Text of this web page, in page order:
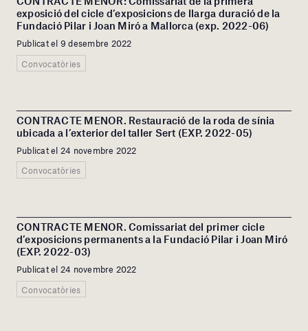
exposició del cicle d’exposicions de llarga duració de la
Fundació Pilar i Joan Miró a Mallorca (exp. 2022-06)
Publicat el 9 desembre 2022
Convocatòries
CONTRACTE MENOR. Restauració de la roda de sínia
ubicada a l’exterior del taller Sert (EXP. 2022-05)
Publicat el 24 novembre 2022
Convocatòries
CONTRACTE MENOR. Comissariat del primer cicle
d’exposicions permanents a la Fundació Pilar i Joan Miró
(EXP. 2022-03)
Publicat el 24 novembre 2022
Convocatòries